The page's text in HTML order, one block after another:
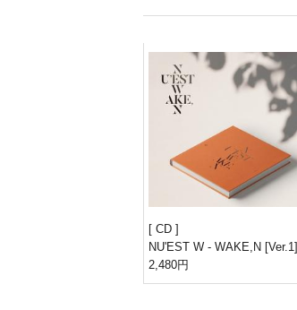
CD
NU'EST W - WAKE,N [Ver.1]
2,480円